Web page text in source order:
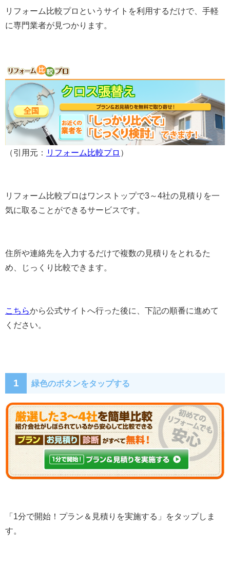
リフォーム比較プロというサイトを利用するだけで、手軽
に専門業者が見つかります。
（引用元： リフォーム比較プロ ）
リフォーム比較プロはワンストップで3～4社の見積りを一
気に取ることができるサービスです。
住所や連絡先を入力するだけで複数の見積りをとれるた
め、じっくり比較できます。
こちらから公式サイトへ行った後に、下記の順番に進めて
ください。
1 緑色のボタンをタップする
「1分で開始！プラン＆見積りを実施する」をタップしま
す。